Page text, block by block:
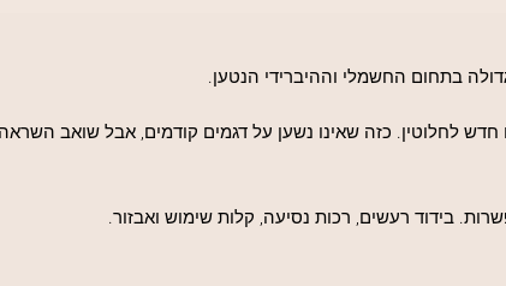
בתחום החשמלי וההיברידי הנטען.
לחלוטין. כזה שאינו נשען על דגמים קודמים, אבל שואב השראה
בידוד רעשים, רכות נסיעה, קלות שימוש ואבזור.